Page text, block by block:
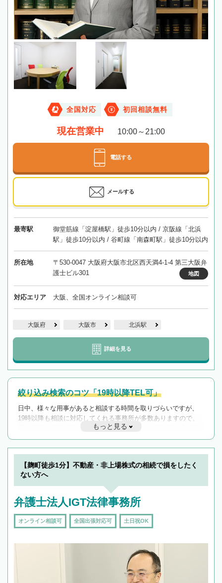
全国対応 初回相談無料
現在営業中 10:00～21:00
電話する
メールする
最寄駅
御堂筋線「淀屋橋駅」徒歩10分以内 / 京阪線「北浜
駅」徒歩10分以内 / 谷町線「南森町駅」徒歩10分以内
所在地
〒530-0047 大阪府大阪市北区西天満4-1-4 第三大阪弁
護士ビル301
地図
対応エリア 大阪、全国オンライン相談可
大阪府 大阪市 北浜駅
詳細を見る
絞り込み検索のコツ「19時以降TEL可」
日中、様々な用事があると相談する時間を取りづらいですが、
19時以降も相談に対応してくれる事務所が多数ありますので、
遅い時間の相談が増えそうな場合はそのような事務所に絞り込
んで検索してみましょう。
19時以降TEL可の条件
を加えて再検索
もっと見る
【麹町徒歩1分】不動産・非上場株式の相続で損をしたく
ない方へ
弁護士法人IGT法律事務所
オンライン相談可 全国出張対応可 土日祝OK